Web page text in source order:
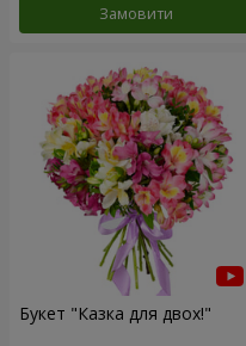
Замовити
Букет "Казка для двох!"